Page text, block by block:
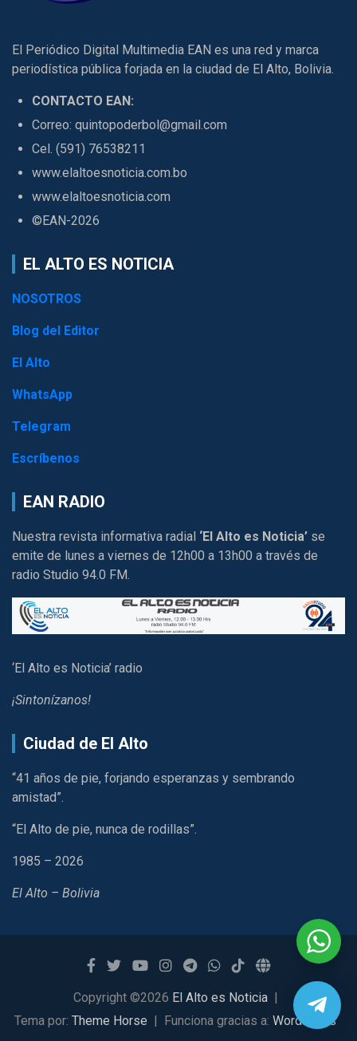
El Periódico Digital Multimedia EAN es una red y marca
periodística pública forjada en la ciudad de El Alto, Bolivia.
CONTACTO EAN:
Correo: quintopoderbol@gmail.com
Cel. (591) 76538211
www.elaltoesnoticia.com.bo
www.elaltoesnoticia.com
©EAN-2026
EL ALTO ES NOTICIA
NOSOTROS
Blog del Editor
El Alto
WhatsApp
Telegram
Escríbenos
EAN RADIO
Nuestra revista informativa radial ‘El Alto es Noticia’ se
emite de lunes a viernes de 12h00 a 13h00 a través de
radio Studio 94.0 FM.
‘El Alto es Noticia’ radio
¡Sintonízanos!
Ciudad de El Alto
“41 años de pie, forjando esperanzas y sembrando
amistad”.
“El Alto de pie, nunca de rodillas”.
1985 – 2026
El Alto – Bolivia
Copyright ©2026 El Alto es Noticia
Tema por: Theme Horse Funciona gracias a: WordPress